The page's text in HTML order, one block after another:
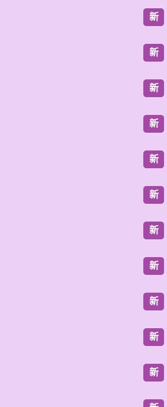
新
新
新
新
新
新
新
新
新
新
新